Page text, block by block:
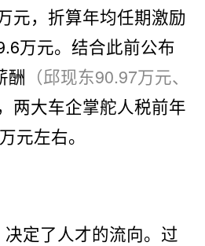
元，折算年均任期激励
万元。结合此前公布
酬 （邱现东90.97万元、
两大车企掌舵人税前年
元左右。
定了人才的流向。过